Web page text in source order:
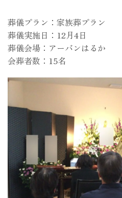
葬儀プラン：家族葬プラン
葬儀実施日：12月4日
葬儀会場：アーバンはるか
会葬者数：15名